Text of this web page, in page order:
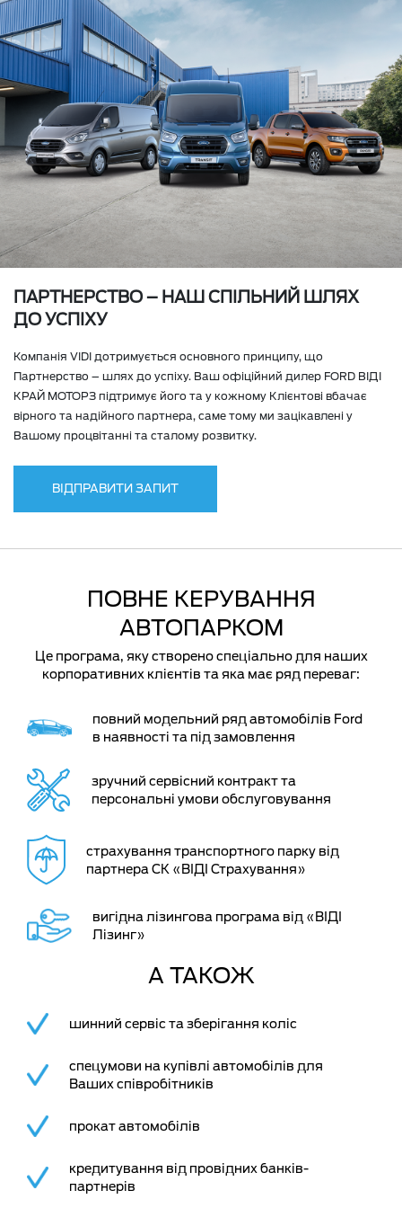
ПАРТНЕРСТВО – НАШ СПІЛЬНИЙ ШЛЯХ
ДО УСПІХУ
Компанія VIDI дотримується основного принципу, що
Партнерство – шлях до успіху. Ваш офіційний дилер FORD ВІДІ
КРАЙ МОТОРЗ підтримує його та у кожному Клієнтові вбачає
вірного та надійного партнера, саме тому ми зацікавлені у
Вашому процвітанні та сталому розвитку.
ВІДПРАВИТИ ЗАПИТ
ПОВНЕ КЕРУВАННЯ
АВТОПАРКОМ
Це програма, яку створено спеціально для наших
корпоративних клієнтів та яка має ряд переваг:
повний модельний ряд автомобілів Ford
в наявності та під замовлення
зручний сервісний контракт та
персональні умови обслуговування
страхування транспортного парку від
партнера СК «ВІДІ Страхування»
вигідна лізингова програма від «ВІДІ
Лізинг»
А ТАКОЖ
шинний сервіс та зберігання коліс
спецумови на купівлі автомобілів для
Ваших співробітників
прокат автомобілів
кредитування від провідних банків-
партнерів